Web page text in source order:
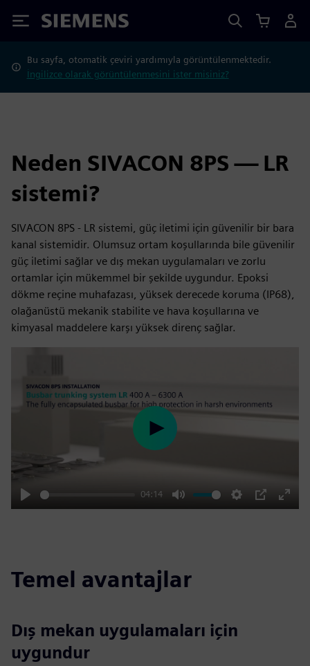
Siemens
Bu sayfa, otomatik çeviri yardımıyla görüntülenmektedir.
İngilizce olarak görüntülenmesini ister misiniz?
Neden SIVACON 8PS — LR
sistemi?
SIVACON 8PS - LR sistemi, güç iletimi için güvenilir bir bara
kanal sistemidir. Olumsuz ortam koşullarında bile güvenilir
güç iletimi sağlar ve dış mekan uygulamaları ve zorlu
ortamlar için mükemmel bir şekilde uygundur. Epoksi
dökme reçine muhafazası, yüksek derecede koruma (IP68),
olağanüstü mekanik stabilite ve hava koşullarına ve
kimyasal maddelere karşı yüksek direnç sağlar.
Play
04:14
Mute Settings
PIP
Enter
Play
Temel avantajlar
Dış mekan uygulamaları için
uygundur